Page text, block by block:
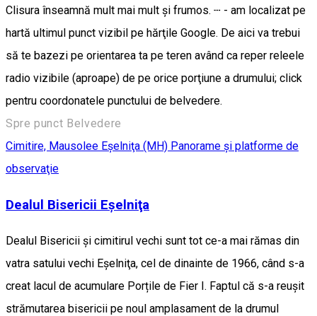
Clisura înseamnă mult mai mult și frumos. ┄ - am localizat pe
hartă ultimul punct vizibil pe hărţile Google. De aici va trebui
să te bazezi pe orientarea ta pe teren având ca reper releele
radio vizibile (aproape) de pe orice porţiune a drumului; click
pentru coordonatele punctului de belvedere.
Spre punct Belvedere
Cimitire, Mausolee Eşelniţa (MH) Panorame şi platforme de
observaţie
Dealul Bisericii Eşelniţa
Dealul Bisericii şi cimitirul vechi sunt tot ce-a mai rămas din
vatra satului vechi Eşelniţa, cel de dinainte de 1966, când s-a
creat lacul de acumulare Porțile de Fier I. Faptul că s-a reuşit
strămutarea bisericii pe noul amplasament de la drumul